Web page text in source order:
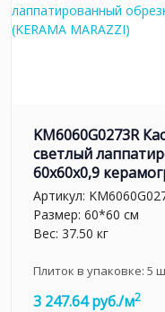
KM6060G0273R
светлый
60x60x0,9
Артикул:
Размер: 60*60 см
Вес: 37.50 кг
Плиток в упаковке: 5
3 247.64 руб./м2